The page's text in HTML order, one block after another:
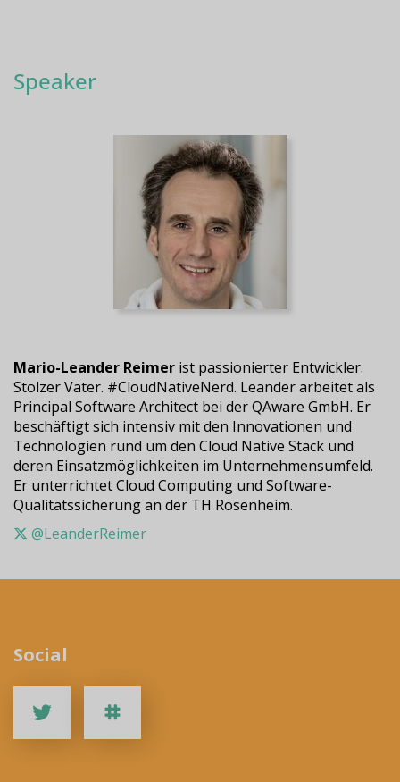
Speaker
Mario-Leander Reimer ist passionierter Entwickler.
Stolzer Vater. #CloudNativeNerd. Leander arbeitet als
Principal Software Architect bei der QAware GmbH. Er
beschäftigt sich intensiv mit den Innovationen und
Technologien rund um den Cloud Native Stack und
deren Einsatzmöglichkeiten im Unternehmensumfeld.
Er unterrichtet Cloud Computing und Software-
Qualitätssicherung an der TH Rosenheim.
@LeanderReimer
Social